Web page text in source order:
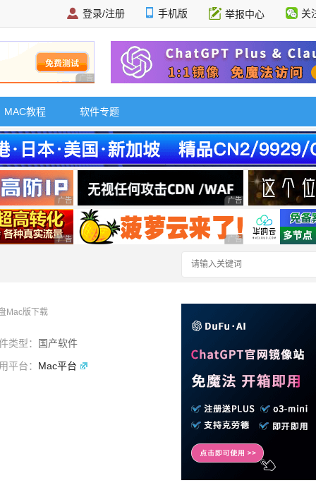
登录/注册 手机版 举报中心 关
广告 商业广告，理性选择
MAC教程 软件专题
广告 商业广告，理性选择 广告 商业广告，理性选择
广告 商业广告，理性选择 广告 商业广告，理性选择
Mac版下载
类型：
国产软件
平台： Mac平台